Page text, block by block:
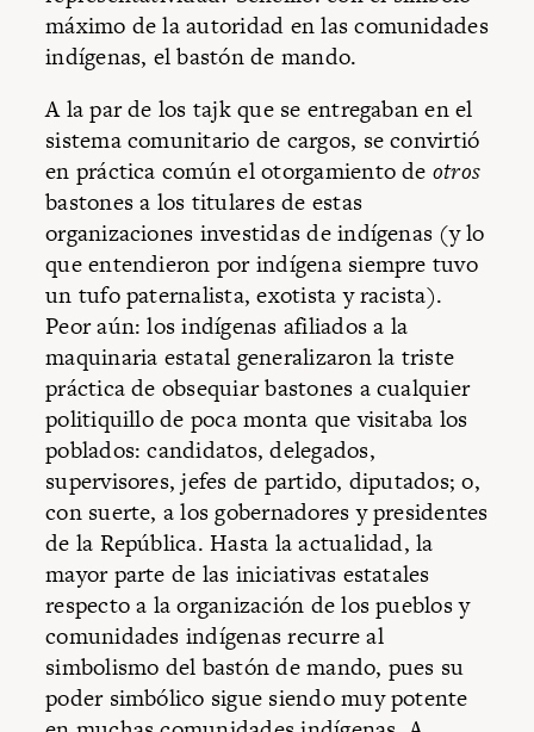
máximo de la autoridad en las comunidades
indígenas, el bastón de mando.
A la par de los tajk que se entregaban en el
sistema comunitario de cargos, se convirtió
en práctica común el otorgamiento de otros
bastones a los titulares de estas
organizaciones investidas de indígenas (y lo
que entendieron por indígena siempre tuvo
un tufo paternalista, exotista y racista).
Peor aún: los indígenas afiliados a la
maquinaria estatal generalizaron la triste
práctica de obsequiar bastones a cualquier
politiquillo de poca monta que visitaba los
poblados: candidatos, delegados,
supervisores, jefes de partido, diputados; o,
con suerte, a los gobernadores y presidentes
de la República. Hasta la actualidad, la
mayor parte de las iniciativas estatales
respecto a la organización de los pueblos y
comunidades indígenas recurre al
simbolismo del bastón de mando, pues su
poder simbólico sigue siendo muy potente